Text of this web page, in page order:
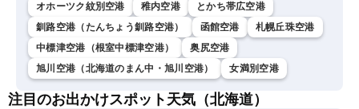
オホーツク紋別空港
稚内空港
とかち帯広空港
釧路空港（たんちょう釧路空港）
函館空港
札幌丘珠空港
中標津空港（根室中標津空港）
奥尻空港
旭川空港（北海道のまん中・旭川空港）
女満別空港
注目のお出かけスポット天気（北海道）